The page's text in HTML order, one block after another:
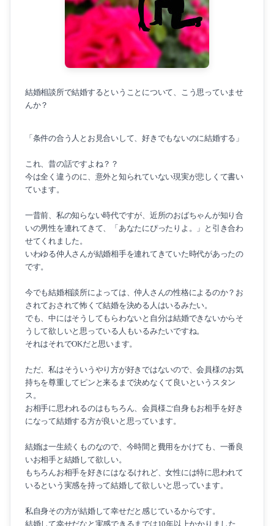
音楽家の婚活
医師の婚活
医師と音楽家の婚活
音楽家の婚活
医師の婚活
成婚白書
結婚相談所で結婚するということについて、こう思っていませ
んか？
「条件の合う人とお見合いして、好きでもないのに結婚する」
これ、昔の話ですよね？？
今は全く違うのに、意外と知られていない現実が悲しくて書い
ています。
一昔前、私の知らない時代ですが、近所のおばちゃんが知り合
いの男性を連れてきて、「あなたにぴったりよ。」と引き合わ
せてくれました。
いわゆる仲人さんが結婚相手を連れてきていた時代があったの
です。
今でも結婚相談所によっては、仲人さんの性格によるのか？お
されておされて怖くて結婚を決める人はいるみたい。
でも、中にはそうしてもらわないと自分は結婚できないからそ
うして欲しいと思っている人もいるみたいですね。
それはそれでOKだと思います。
ただ、私はそういうやり方が好きではないので、会員様のお気
持ちを尊重してピンと来るまで決めなくて良いというスタン
ス。
お相手に思われるのはもちろん、会員様ご自身もお相手を好き
になって結婚する方が良いと思っています。
結婚は一生続くものなので、今時間と費用をかけても、一番良
いお相手と結婚して欲しい。
もちろんお相手を好きにはなるけれど、女性には特に思われて
いるという実感を持って結婚して欲しいと思っています。
私自身その方が結婚して幸せだと感じているからです。